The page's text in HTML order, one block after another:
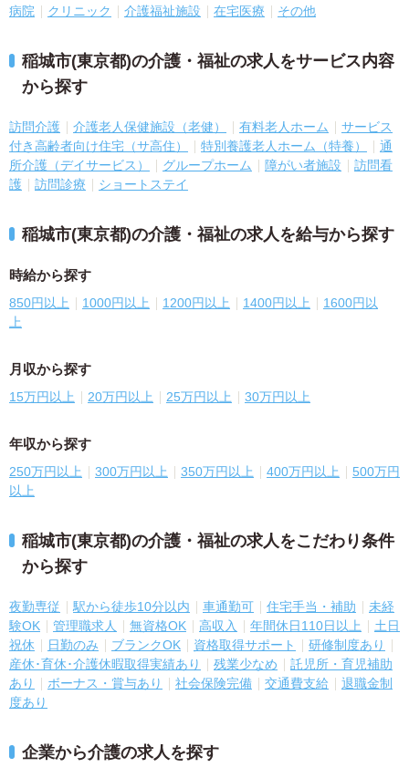
病院 クリニック 介護福祉施設 在宅医療 その他
稲城市(東京都)の介護・福祉の求人をサービス内容
から探す
訪問介護 介護老人保健施設（老健） 有料老人ホーム
サービス
付き高齢者向け住宅（サ高住）
特別養護老人ホーム（特養）
通
所介護（デイサービス）
グループホーム 障がい者施設
訪問看
護
訪問診療 ショートステイ
稲城市(東京都)の介護・福祉の求人を給与から探す
時給から探す
850円以上 1000円以上 1200円以上 1400円以上
1600円以
上
月収から探す
15万円以上 20万円以上 25万円以上 30万円以上
年収から探す
250万円以上 300万円以上 350万円以上 400万円以上
500万円
以上
稲城市(東京都)の介護・福祉の求人をこだわり条件
から探す
夜勤専従 駅から徒歩10分以内 車通勤可 住宅手当・補助
未経
験OK
管理職求人 無資格OK 高収入 年間休日110日以上
土日
祝休
日勤のみ ブランクOK 資格取得サポート
研修制度あり
産休･育休･介護休暇取得実績あり
残業少なめ
託児所・育児補助
あり
ボーナス・賞与あり 社会保険完備 交通費支給
退職金制
度あり
企業から介護の求人を探す